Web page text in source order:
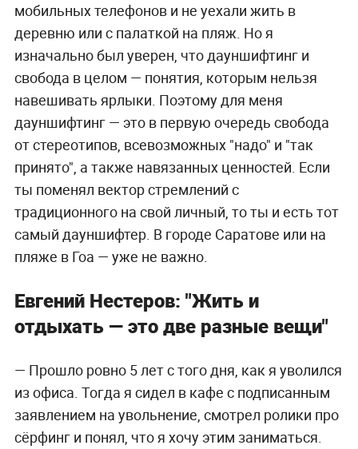
мобильных телефонов и не уехали жить в
деревню или с палаткой на пляж. Но я
изначально был уверен, что дауншифтинг и
свобода в целом — понятия, которым нельзя
навешивать ярлыки. Поэтому для меня
дауншифтинг — это в первую очередь свобода
от стереотипов, всевозможных "надо" и "так
принято", а также навязанных ценностей. Если
ты поменял вектор стремлений с
традиционного на свой личный, то ты и есть тот
самый дауншифтер. В городе Саратове или на
пляже в Гоа — уже не важно.
Евгений Нестеров: "Жить и
отдыхать — это две разные вещи"
— Прошло ровно 5 лет с того дня, как я уволился
из офиса. Тогда я сидел в кафе с подписанным
заявлением на увольнение, смотрел ролики про
сёрфинг и понял, что я хочу этим заниматься.